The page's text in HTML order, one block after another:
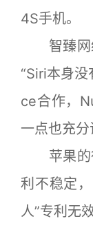
4S手机。
智臻网络
“Siri本身
ce合作，
一点也充
苹果的
利不稳定
人”专利无